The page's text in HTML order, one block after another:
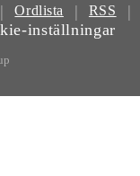
| Ordlista | RSS |
inställningar